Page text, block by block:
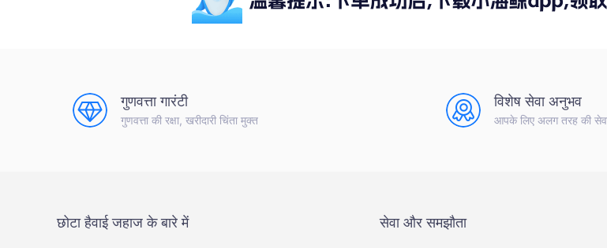
गुणवत्ता गारंटी
गुणवत्ता की रक्षा, खरीदारी चिंता मुक्त
विशेष सेवा अनुभव
आपके लिए अलग तरह की
छोटा हैवाई जहाज के बारे में सेवा और समझौता